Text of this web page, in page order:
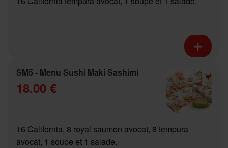
SM5 - Menu Sushi Maki Sashimi
18.00 €
16 California, 8 royal saumon avocat, 8 tempura
avocat, 1 soupe et 1 salade.